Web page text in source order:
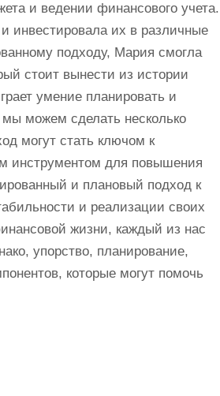
и ведении финансового учета.
инвестировала их в различные
подходу, Мария смогла
стоит вынести из истории
умение планировать и
можем сделать несколько
могут стать ключом к
инструментом для повышения
и плановый подход к
и реализации своих
жизни, каждый из нас
упорство, планирование,
которые могут помочь